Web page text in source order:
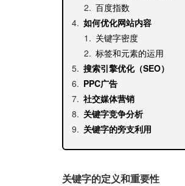
百度指数
如何优化网站内容
关键字密度
标签和元素的运用
搜索引擎优化（SEO）
PPC广告
社交媒体营销
关键字竞争分析
关键字的旁支利用
关键字的定义和重要性